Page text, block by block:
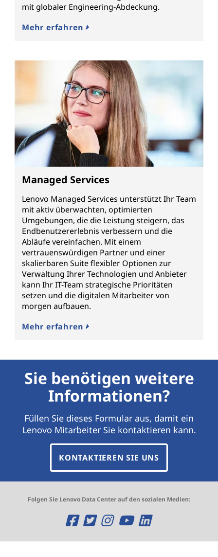
mit globaler Engineering-Abdeckung.
Mehr erfahren
Managed Services
Lenovo Managed Services unterstützt Ihr Team
mit aktiv überwachten, optimierten
Umgebungen, die die Leistung steigern, das
Endbenutzererlebnis verbessern und die
Abläufe vereinfachen. Mit einem
vertrauenswürdigen Partner und einer
skalierbaren Suite flexibler Optionen zur
Verwaltung Ihrer Technologien und Anbieter
kann Ihr IT-Team strategische Prioritäten
setzen und die digitalen Mitarbeiter von
morgen aufbauen.
Mehr erfahren
Sie benötigen weitere
Informationen?
Füllen Sie dieses Formular aus, damit ein
Lenovo Mitarbeiter Sie kontaktieren kann.
KONTAKTIEREN SIE UNS
Folgen Sie Lenovo Data Center auf den sozialen Medien:
O
p
O
p
O
p
O
p
O
p